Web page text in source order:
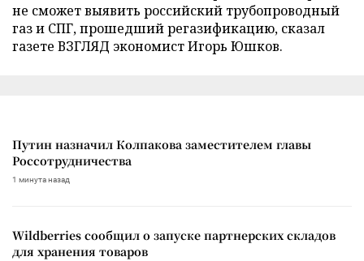
не сможет выявить российский трубопроводный
газ и СПГ, прошедший регазификацию, сказал
газете ВЗГЛЯД экономист Игорь Юшков.
Путин назначил Колпакова заместителем главы
Россотрудничества
1 минута назад
Wildberries сообщил о запуске партнерских складов
для хранения товаров